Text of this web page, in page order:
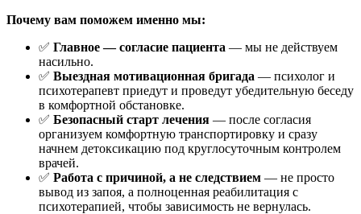
Почему вам поможем именно мы:
✅ Главное — согласие пациента — мы не действуем
насильно.
✅ Выездная мотивационная бригада — психолог и
психотерапевт приедут и проведут убедительную беседу
в комфортной обстановке.
✅ Безопасный старт лечения — после согласия
организуем комфортную транспортировку и сразу
начнем детоксикацию под круглосуточным контролем
врачей.
✅ Работа с причиной, а не следствием — не просто
вывод из запоя, а полноценная реабилитация с
психотерапией, чтобы зависимость не вернулась.